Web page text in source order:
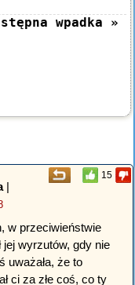
wpadka »
15
|
w przeciwieństwie
jej wyrzutów, gdy nie
uważała, że to
ci za złe coś, co ty